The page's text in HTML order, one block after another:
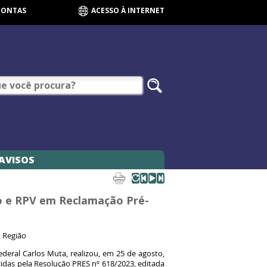
ACESSO À INTERNET
RPV em Reclamação Pré-
Carlos Muta, realizou, em 25 de agosto,
pela Resolução PRES nº 618/2023, editada